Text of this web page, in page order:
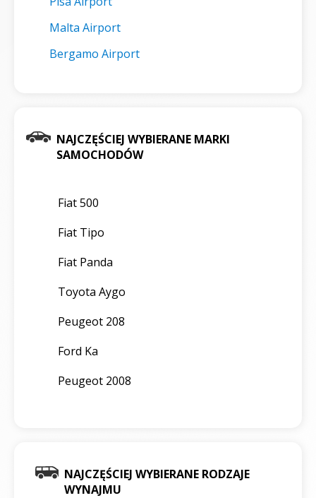
Malta Airport
Bergamo Airport
NAJCZĘŚCIEJ WYBIERANE MARKI
SAMOCHODÓW
Fiat 500
Fiat Tipo
Fiat Panda
Toyota Aygo
Peugeot 208
Ford Ka
Peugeot 2008
NAJCZĘŚCIEJ WYBIERANE RODZAJE
WYNAJMU